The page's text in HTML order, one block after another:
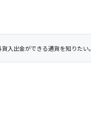
貨入出金ができる通貨を知りたい。